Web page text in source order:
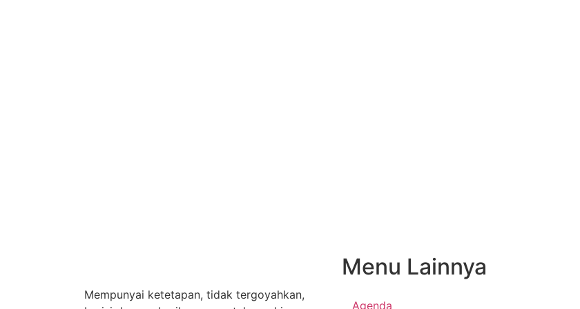
Mempunyai ketetapan, tidak tergoyahkan,
Menu Lainnya
Agenda